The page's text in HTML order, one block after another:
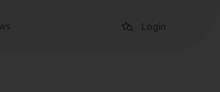
Login